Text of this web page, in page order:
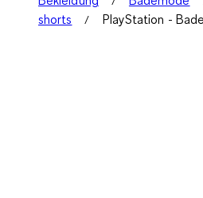
shorts
PlayStation -